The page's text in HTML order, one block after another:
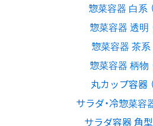
惣菜容器 白系
惣菜容器 透明
惣菜容器 茶系
惣菜容器 柄物
丸カップ容器
サラダ・冷惣菜容
サラダ容器 角型